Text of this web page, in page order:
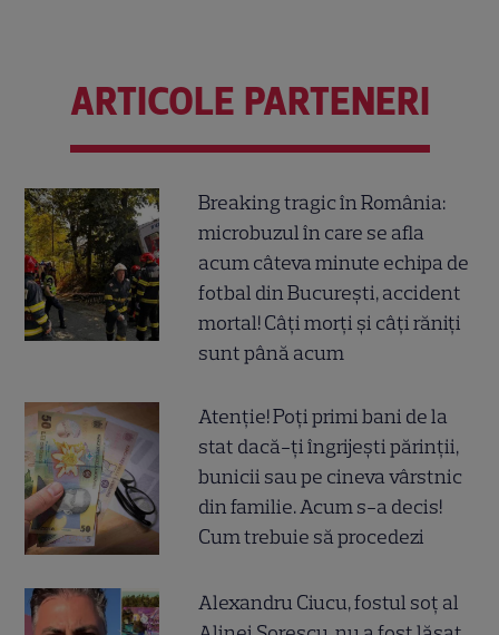
ARTICOLE PARTENERI
Breaking tragic în România:
microbuzul în care se afla
acum câteva minute echipa de
fotbal din București, accident
mortal! Câți morți și câți răniți
sunt până acum
Atenție! Poți primi bani de la
stat dacă-ți îngrijești părinții,
bunicii sau pe cineva vârstnic
din familie. Acum s-a decis!
Cum trebuie să procedezi
Alexandru Ciucu, fostul soț al